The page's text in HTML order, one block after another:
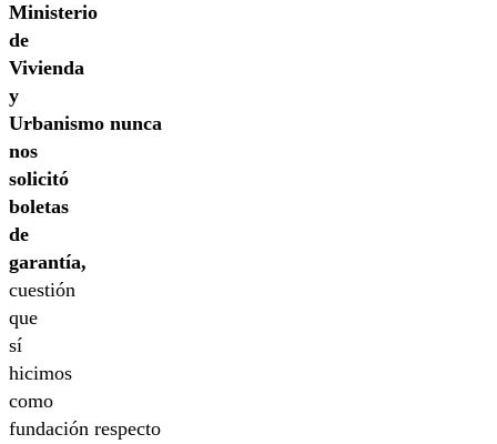
Ministerio
de
Vivienda
y
Urbanismo nunca
nos
solicitó
boletas
de
garantía,
cuestión
que
sí
hicimos
como
fundación respecto